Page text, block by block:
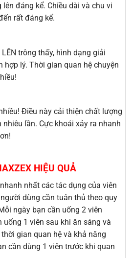
đáng kể. Chiều dài và chu vi
rất đáng kể.
trông thấy, hình dạng giải
hợp lý. Thời gian quan hệ chuyện
Điều này cải thiện chất lượng
nhiêu lần. Cực khoái xảy ra nhanh
HIỆU QUẢ
nhất các tác dụng của viên
dùng cần tuân thủ theo quy
ngày bạn cần uống 2 viên
uống 1 viên sau khi ăn sáng và
gian quan hệ và khả năng
cần dùng 1 viên trước khi quan